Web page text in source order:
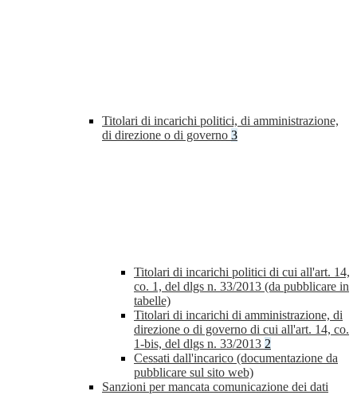
Titolari di incarichi politici, di amministrazione,
di direzione o di governo 3
Titolari di incarichi politici di cui all'art. 14,
co. 1, del dlgs n. 33/2013 (da pubblicare in
tabelle)
Titolari di incarichi di amministrazione, di
direzione o di governo di cui all'art. 14, co.
1-bis, del dlgs n. 33/2013 2
Cessati dall'incarico (documentazione da
pubblicare sul sito web)
Sanzioni per mancata comunicazione dei dati